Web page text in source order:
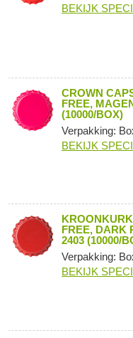
BEKIJK
CROWN
FREE,
(10000/BOX)
Verpakking:
BEKIJK
FREE, DARK
2403 (10000/
Verpakking:
BEKIJK